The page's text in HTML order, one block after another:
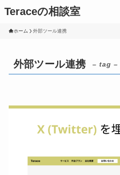
Teraceの相談室
ホーム 外部ツール連携
外部ツール連携 – tag –